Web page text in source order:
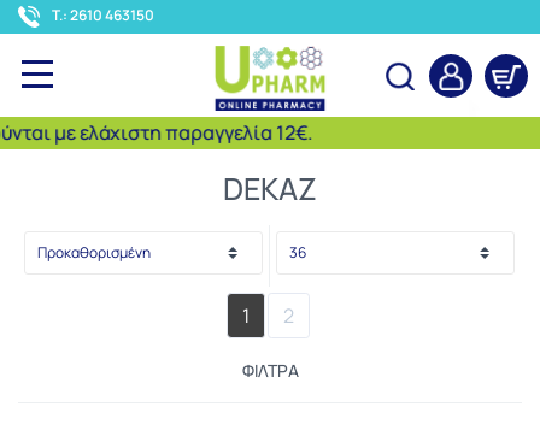
T.: 2610 463150
ελάχιστη παραγγελία 12€.
Αναζήτηση
DEKAZ
1 2
ΦΊΛΤΡΑ